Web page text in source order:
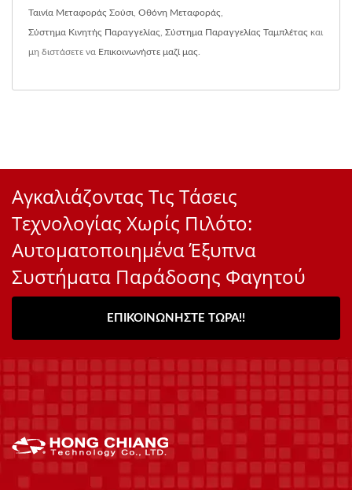
Ταινία Μεταφοράς Σούσι Οθόνη Μεταφοράς
Σύστημα Κινητής Παραγγελίας Σύστημα Παραγγελίας Ταμπλέτας και
μη διστάσετε να Επικοινωνήστε μαζί μας
Αγκαλιάζοντας Τις Τάσεις
Τεχνολογίας Χωρίς Πιλότο:
Αυτοματοποιημένα Έξυπνα
Συστήματα Παράδοσης Φαγητού
ΕΠΙΚΟΙΝΩΝΉΣΤΕ ΤΏΡΑ!!